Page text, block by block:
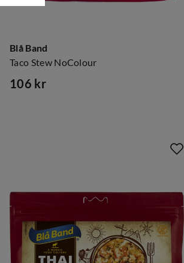
Blå Band
Taco Stew NoColour
106 kr